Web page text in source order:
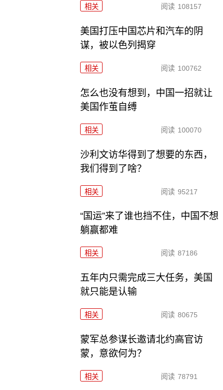
相关 阅读 108157
美国打压中国芯片和汽车的阴
谋，被以色列揭穿
相关 阅读 100762
怎么也没有想到，中国一招就让
美国作茧自缚
相关 阅读 100070
沙利文访华得到了想要的东西，
我们得到了啥？
相关 阅读 95217
“国运”来了谁也挡不住，中国不想
躺赢都难
相关 阅读 87186
五年内只需完成三大任务，美国
就只能是认输
相关 阅读 80675
​蒙军总参谋长邀请北约高官访
蒙，意欲何为？
相关 阅读 78791